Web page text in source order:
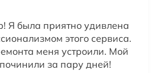
Я была приятно удивлена
этого сервиса.
меня устроили. Мой
за пару дней!